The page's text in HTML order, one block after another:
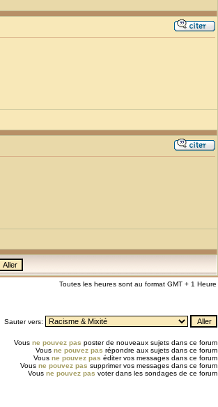
Toutes les heures sont au format GMT + 1 Heure
Sauter vers:
Vous ne pouvez pas poster de nouveaux sujets dans ce forum
Vous ne pouvez pas répondre aux sujets dans ce forum
Vous ne pouvez pas éditer vos messages dans ce forum
Vous ne pouvez pas supprimer vos messages dans ce forum
Vous ne pouvez pas voter dans les sondages de ce forum